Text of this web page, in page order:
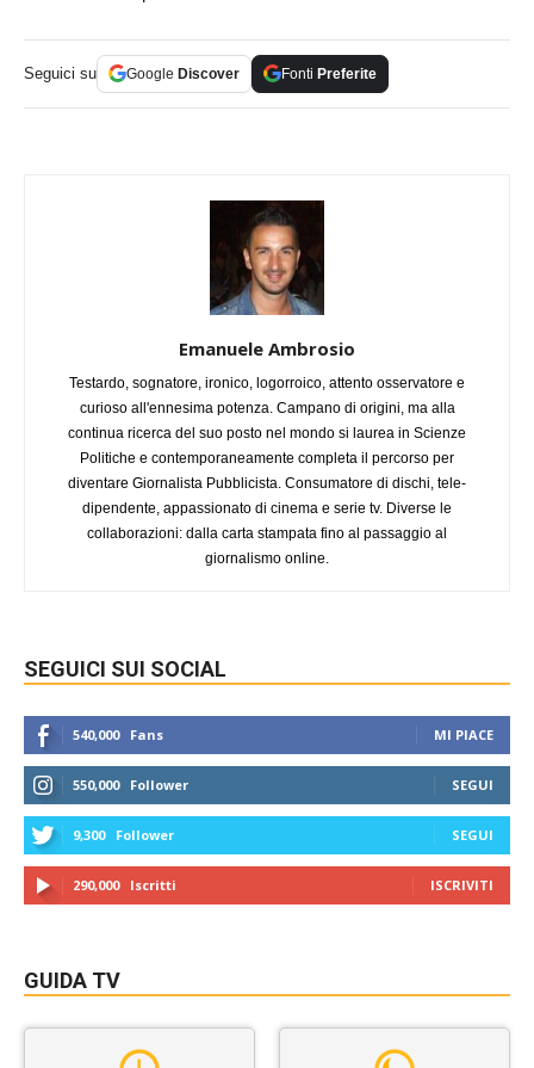
Seguici su Google Discover Fonti Preferite
Emanuele Ambrosio
Testardo, sognatore, ironico, logorroico, attento osservatore e
curioso all'ennesima potenza. Campano di origini, ma alla
continua ricerca del suo posto nel mondo si laurea in Scienze
Politiche e contemporaneamente completa il percorso per
diventare Giornalista Pubblicista. Consumatore di dischi, tele-
dipendente, appassionato di cinema e serie tv. Diverse le
collaborazioni: dalla carta stampata fino al passaggio al
giornalismo online.
SEGUICI SUI SOCIAL
540,000 Fans MI PIACE
550,000 Follower SEGUI
9,300 Follower SEGUI
290,000 Iscritti ISCRIVITI
GUIDA TV